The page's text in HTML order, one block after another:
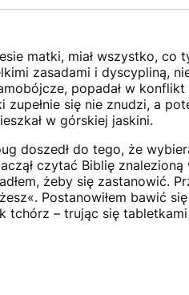
matki, miał wszystko, co
zasadami i dyscypliną,
popadał w
się nie znudzi, a
w górskiej jaskini.
doszedł do tego, że
czytać Biblię
żeby się zastanowić.
Postanowiłem bawić
tchórz – trując się